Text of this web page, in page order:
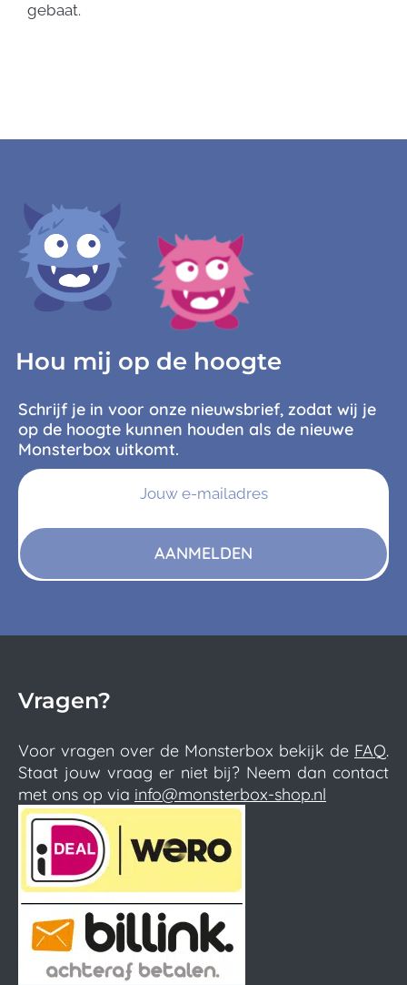
gebaat.
Hou mij op de hoogte
Schrijf je in voor onze nieuwsbrief, zodat wij je
op de hoogte kunnen houden als de nieuwe
Monsterbox uitkomt.
AANMELDEN
Vragen?
Voor vragen over de Monsterbox bekijk de FAQ.
Staat jouw vraag er niet bij? Neem dan contact
met ons op via info@monsterbox-shop.nl